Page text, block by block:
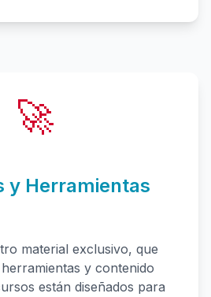
🚀
y Herramientas
material exclusivo, que
y contenido
están diseñados para